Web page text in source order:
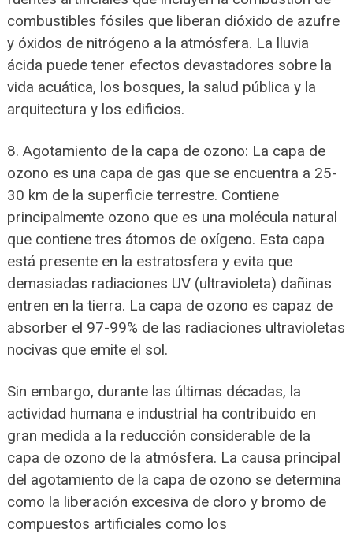
combustibles fósiles que liberan dióxido de azufre
y óxidos de nitrógeno a la atmósfera. La lluvia
ácida puede tener efectos devastadores sobre la
vida acuática, los bosques, la salud pública y la
arquitectura y los edificios.
8. Agotamiento de la capa de ozono: La capa de
ozono es una capa de gas que se encuentra a 25-
30 km de la superficie terrestre. Contiene
principalmente ozono que es una molécula natural
que contiene tres átomos de oxígeno. Esta capa
está presente en la estratosfera y evita que
demasiadas radiaciones UV (ultravioleta) dañinas
entren en la tierra. La capa de ozono es capaz de
absorber el 97-99% de las radiaciones ultravioletas
nocivas que emite el sol.
Sin embargo, durante las últimas décadas, la
actividad humana e industrial ha contribuido en
gran medida a la reducción considerable de la
capa de ozono de la atmósfera. La causa principal
del agotamiento de la capa de ozono se determina
como la liberación excesiva de cloro y bromo de
compuestos artificiales como los